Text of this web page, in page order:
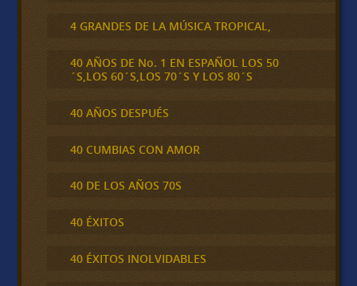
4 GRANDES DE LA MÚSICA TROPICAL,
40 AÑOS DE No. 1 EN ESPAÑOL LOS 50
´S,LOS 60´S,LOS 70´S Y LOS 80´S
40 AÑOS DESPUÉS
40 CUMBIAS CON AMOR
40 DE LOS AÑOS 70S
40 ÉXITOS
40 ÉXITOS INOLVIDABLES